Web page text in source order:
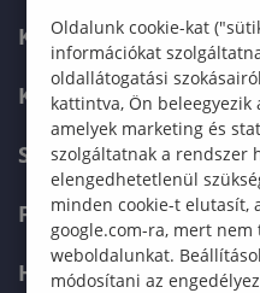
KAPCSOLAT
KÉPZÉSKERESŐ
SZERVEZETI FELÉPÍTÉS
FELVÉTELIZŐKNEK
HALLGATÓKNAK
Oldalunk cookie-kat
információkat
oldallátogatási
kattintva, Ön beleegyezik
amelyek marketing és
szolgáltatnak a rendszer
elengedhetetlenül
minden cookie-t elutasít,
google.com-ra, mert
weboldalunkat.
módosítani az